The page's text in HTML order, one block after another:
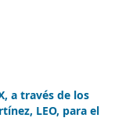
a través de los
LEO, para el